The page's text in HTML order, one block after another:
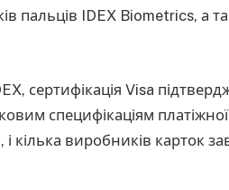
пальців IDEX Biometrics,
сертифікація Visa
специфікаціям
і кілька виробників карток